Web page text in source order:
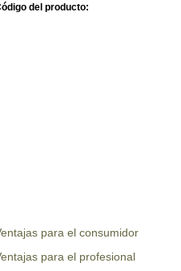
del producto:
para el consumidor
para el profesional